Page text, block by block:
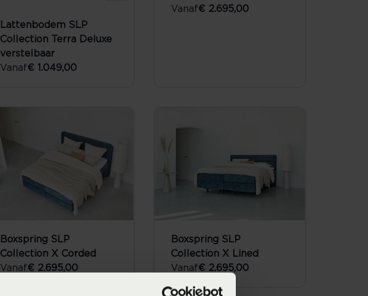
Lattenbodem SLP
Collection Terra Deluxe
verstelbaar
Vanaf€ 1.049,00
Vanaf€ 2.695,00
Boxspring SLP
Collection X Corded
Vanaf€ 2.695,00
Boxspring SLP
Collection X Lined
Vanaf€ 2.695,00